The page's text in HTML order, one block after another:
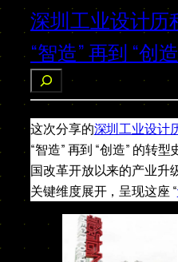
深圳工业设计历
“智造” 再到 “创
索
这次分享的深圳工业设计
“智造” 再到 “创造” 的转
国改革开放以来的产业升
关键维度展开，呈现这座 “